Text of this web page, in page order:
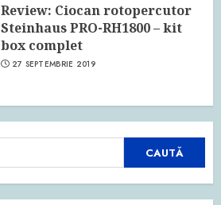
Review: Ciocan rotopercutor
Steinhaus PRO-RH1800 – kit
box complet
27 SEPTEMBRIE 2019